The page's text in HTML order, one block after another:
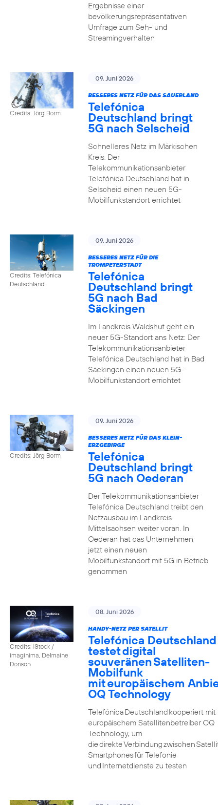
Ergebnisse einer
bevölkerungsrepräsentativen
Umfrage zum Seh- und
Streamingverhalten
Credits: Jörg Borm
09. Juni 2026
BESSERES NETZ FÜR DAS SAUERLAND
Telefónica
Deutschland bringt
5G nach Selscheid
Schnelleres Netz im Märkischen
Kreis: Der
Telekommunikationsanbieter
Telefónica Deutschland hat in
Selscheid einen neuen 5G-
Mobilfunkstandort errichtet
Credits: Telefónica
Deutschland
09. Juni 2026
BESSERES NETZ FÜR DIE
TROMPETERSTADT
Telefónica
Deutschland bringt
5G nach Bad
Säckingen
Im Landkreis Waldshut geht ein
neuer 5G-Standort ans Netz: Der
Telekommunikationsanbieter
Telefónica Deutschland hat in Bad
Säckingen einen neuen 5G-
Mobilfunkstandort errichtet
Credits: Jörg Borm
09. Juni 2026
BESSERES NETZ FÜR DAS KLEIN-
ERZGEBIRGE
Telefónica
Deutschland bringt
5G nach Oederan
Der Telekommunikationsanbieter
Telefónica Deutschland treibt den
Netzausbau im Landkreis
Mittelsachsen weiter voran. In
Oederan hat das Unternehmen
jetzt einen neuen
Mobilfunkstandort mit 5G in Betrieb
genommen
Credits: iStock /
imaginima, Delmaine
Donson
08. Juni 2026
HANDY-NETZ PER SATELLIT
Telefónica Deutschland
testet digital
souveränen Satelliten-
Mobilfunk
mit europäischem
OQ Technology
Telefónica Deutschland kooperiert mit
europäischem Satellitenbetreiber OQ
Technology, um
die direkte Verbindung zwischen
Smartphones für Telefonie
und Internetdienste zu testen